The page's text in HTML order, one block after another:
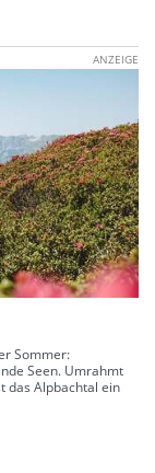
ANZEIGE
Sommer:
Seen. Umrahmt
das Alpbachtal ein